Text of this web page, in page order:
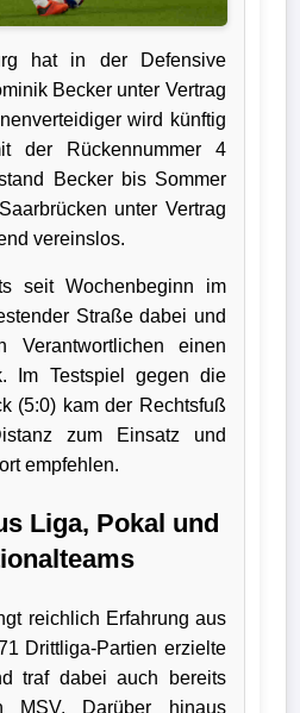
hat in der Defensive
Becker unter Vertrag
wird künftig
der Rückennummer 4
Becker bis Sommer
unter Vertrag
vereinslos.
seit Wochenbeginn im
Straße dabei und
Verantwortlichen einen
Im Testspiel gegen die
(5:0) kam der Rechtsfuß
zum Einsatz und
empfehlen.
Liga, Pokal und
reichlich Erfahrung aus
Drittliga-Partien erzielte
traf dabei auch bereits
MSV. Darüber hinaus